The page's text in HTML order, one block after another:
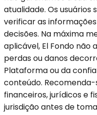
atualidade. Os usuários
verificar as
decisões. Na máxima
aplicável, El Fondo não
perdas ou danos
Plataforma ou da
conteúdo.
financeiros, jurídicos e
jurisdição antes de